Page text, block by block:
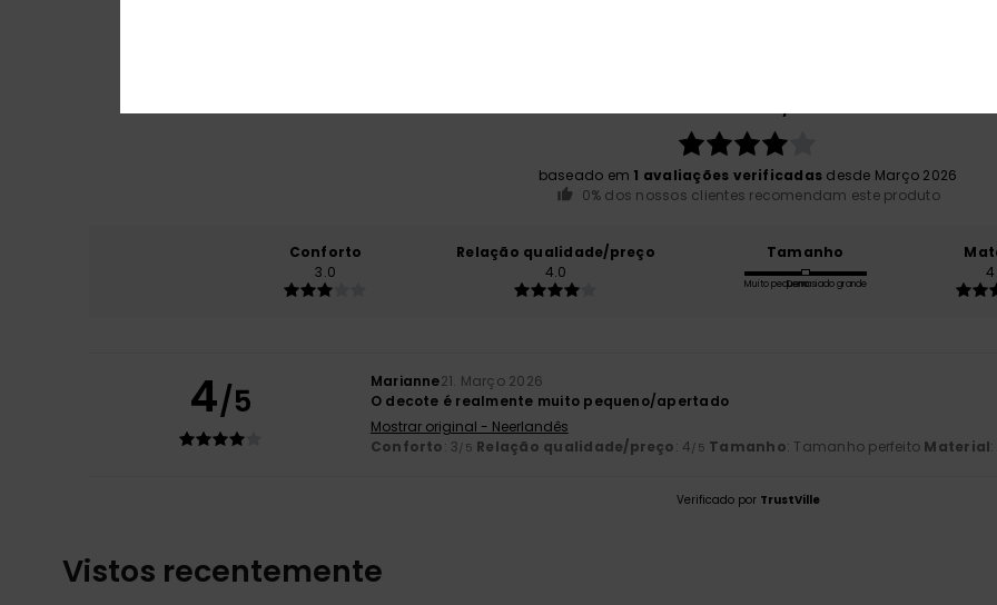
4.0/5
baseado em 1 avaliações verificadas desde Março 2026
0% dos nossos clientes recomendam este produto
Conforto
3.0
Relação qualidade/preço
4.0
Tamanho
Muito pequenoDemasiado grande
4/5 Marianne21. Março 2026
O decote é realmente muito pequeno/apertado
Mostrar original - Neerlandês
Conforto: 3/5 Relação qualidade/preço: 4/5 Tamanho: Tamanho perfeito Material
Verificado por TrustVille
Vistos recentemente